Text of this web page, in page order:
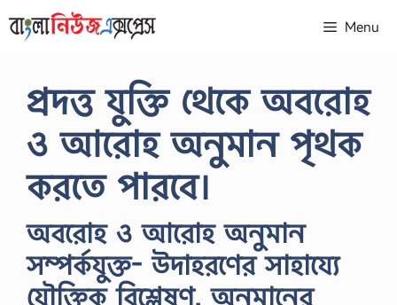
to
Menu
প্রদত্ত যুক্তি থেকে অবরােহ
ও আরােহ অনুমান পৃথক
করতে পারবে।
অবরােহ ও আরােহ অনুমান
সম্পর্কযুক্ত- উদাহরণের সাহায্যে
যৌক্তিক বিশ্লেষণ, অনুমানের